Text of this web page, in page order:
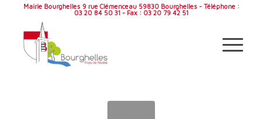
Mairie Bourghelles 9 rue Clémenceau 59830 Bourghelles - Téléphone :
03 20 84 50 31 - Fax : 03 20 79 42 51